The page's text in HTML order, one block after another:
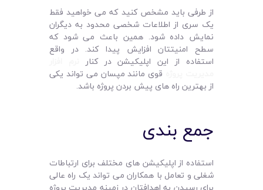
از طرفی باید مشخص کنید که می‌ خواهید فقط
یک سری از اطلاعات شخصی محدود به دیگران
نمایش داده شود. همین باعث می‌ شود که
سطح امنیتتان افزایش پیدا کند. در واقع
استفاده از این اپلیکیشن در کنار
قوی مانند مپسان می‌ تواند یکی
از بهترین راه‌ های پیش بردن پروژه باشد.
جمع‌ بندی
استفاده از اپلیکیشن‌ های مختلف برای ارتباطات
شغلی و تعامل با همکاران می‌ تواند یک راه عالی